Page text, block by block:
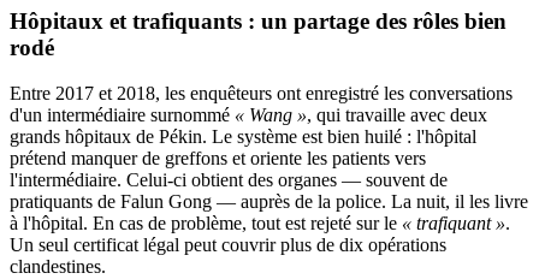
Hôpitaux et trafiquants : un partage des rôles bien
rodé
Entre 2017 et 2018, les enquêteurs ont enregistré les conversations
d'un intermédiaire surnommé « Wang », qui travaille avec deux
grands hôpitaux de Pékin. Le système est bien huilé : l'hôpital
prétend manquer de greffons et oriente les patients vers
l'intermédiaire. Celui-ci obtient des organes — souvent de
pratiquants de Falun Gong — auprès de la police. La nuit, il les livre
à l'hôpital. En cas de problème, tout est rejeté sur le « trafiquant ».
Un seul certificat légal peut couvrir plus de dix opérations
clandestines.